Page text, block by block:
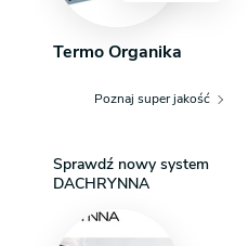
Termo Organika
Poznaj super jakość
Sprawdź nowy system
DACHRYNNA